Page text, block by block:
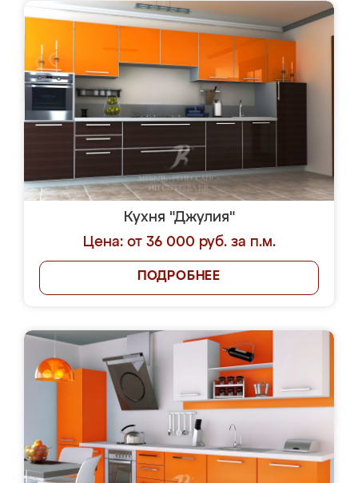
Кухня "Джулия"
Цена: от 36 000 руб. за п.м.
ПОДРОБНЕЕ